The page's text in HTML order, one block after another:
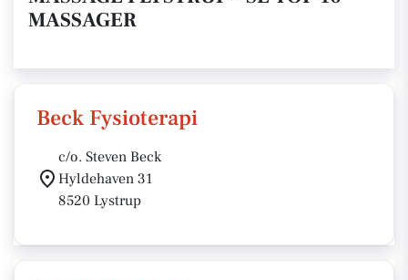
MASSAGER
Beck Fysioterapi
c/o. Steven Beck
Hyldehaven 31
8520 Lystrup